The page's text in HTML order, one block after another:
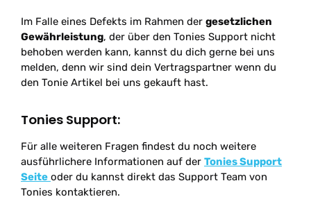
Im Falle eines Defekts im Rahmen der gesetzlichen
Gewährleistung, der über den Tonies Support nicht
behoben werden kann, kannst du dich gerne bei uns
melden, denn wir sind dein Vertragspartner wenn du
den Tonie Artikel bei uns gekauft hast.
Tonies Support:
Für alle weiteren Fragen findest du noch weitere
ausführlichere Informationen auf der Tonies Support
Seite oder du kannst direkt das Support Team von
Tonies kontaktieren.